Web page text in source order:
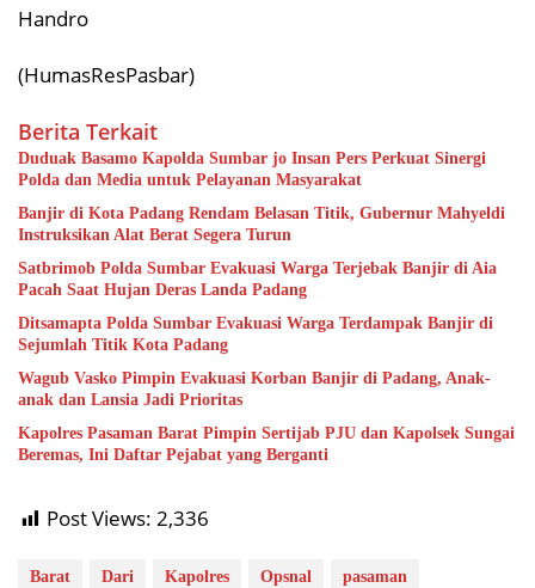
Handro
(HumasResPasbar)
Berita Terkait
Duduak Basamo Kapolda Sumbar jo Insan Pers Perkuat Sinergi
Polda dan Media untuk Pelayanan Masyarakat
Banjir di Kota Padang Rendam Belasan Titik, Gubernur Mahyeldi
Instruksikan Alat Berat Segera Turun
Satbrimob Polda Sumbar Evakuasi Warga Terjebak Banjir di Aia
Pacah Saat Hujan Deras Landa Padang
Ditsamapta Polda Sumbar Evakuasi Warga Terdampak Banjir di
Sejumlah Titik Kota Padang
Wagub Vasko Pimpin Evakuasi Korban Banjir di Padang, Anak-
anak dan Lansia Jadi Prioritas
Kapolres Pasaman Barat Pimpin Sertijab PJU dan Kapolsek Sungai
Beremas, Ini Daftar Pejabat yang Berganti
Post Views: 2,336
Barat Dari Kapolres Opsnal pasaman